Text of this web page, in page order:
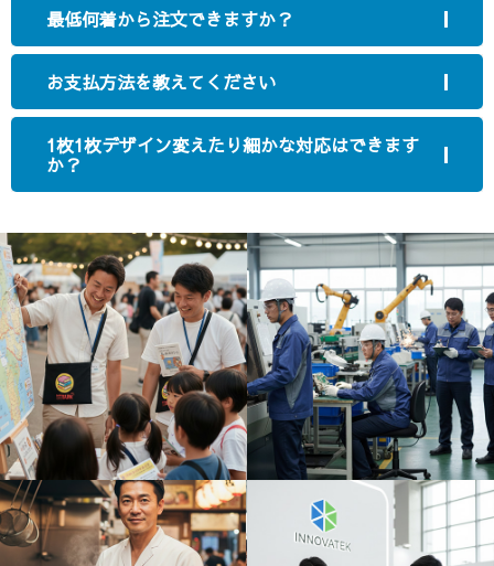
最低何着から注文できますか？
お支払方法を教えてください
1枚1枚デザイン変えたり細かな対応はできます
か？